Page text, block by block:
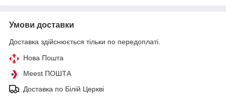
Умови доставки
Доставка здійснюється тільки по передоплаті.
Нова Пошта
Meest ПОШТА
Доставка по Білій Церкві